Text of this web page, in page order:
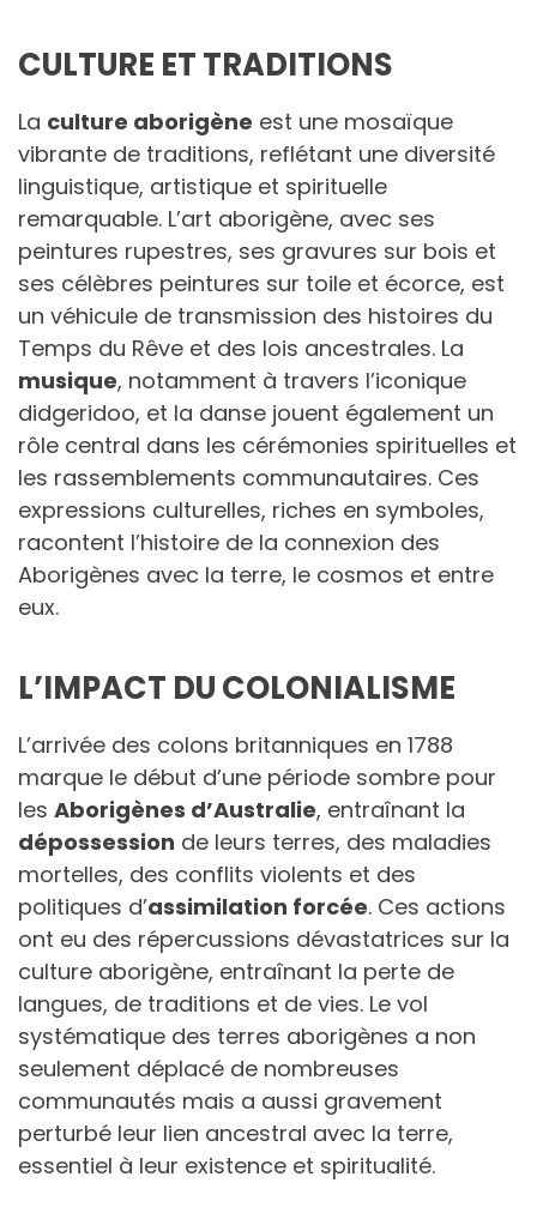
CULTURE ET TRADITIONS
La culture aborigène est une mosaïque
vibrante de traditions, reflétant une diversité
linguistique, artistique et spirituelle
remarquable. L’art aborigène, avec ses
peintures rupestres, ses gravures sur bois et
ses célèbres peintures sur toile et écorce, est
un véhicule de transmission des histoires du
Temps du Rêve et des lois ancestrales. La
musique, notamment à travers l’iconique
didgeridoo, et la danse jouent également un
rôle central dans les cérémonies spirituelles et
les rassemblements communautaires. Ces
expressions culturelles, riches en symboles,
racontent l’histoire de la connexion des
Aborigènes avec la terre, le cosmos et entre
eux.
L’IMPACT DU COLONIALISME
L’arrivée des colons britanniques en 1788
marque le début d’une période sombre pour
les Aborigènes d’Australie, entraînant la
dépossession de leurs terres, des maladies
mortelles, des conflits violents et des
politiques d’assimilation forcée. Ces actions
ont eu des répercussions dévastatrices sur la
culture aborigène, entraînant la perte de
langues, de traditions et de vies. Le vol
systématique des terres aborigènes a non
seulement déplacé de nombreuses
communautés mais a aussi gravement
perturbé leur lien ancestral avec la terre,
essentiel à leur existence et spiritualité.